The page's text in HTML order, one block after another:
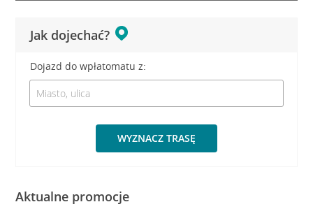
Jak dojechać?
Dojazd do wpłatomatu z:
WYZNACZ TRASĘ
Aktualne promocje